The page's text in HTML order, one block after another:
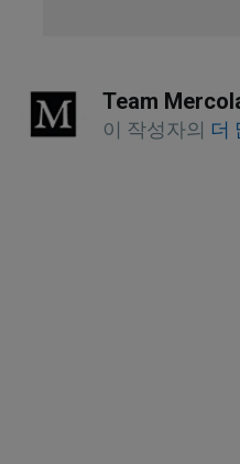
American Journal
2015;172(11)
Team
이 작성자의 더